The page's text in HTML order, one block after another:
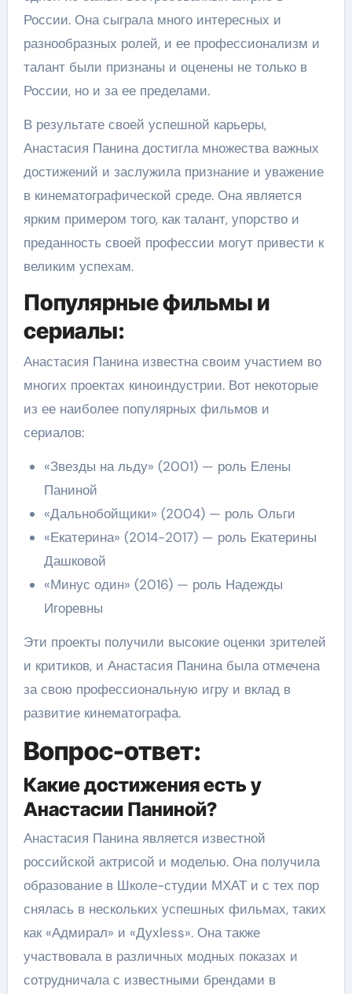
России. Она сыграла много интересных и
разнообразных ролей, и ее профессионализм и
талант были признаны и оценены не только в
России, но и за ее пределами.
В результате своей успешной карьеры,
Анастасия Панина достигла множества важных
достижений и заслужила признание и уважение
в кинематографической среде. Она является
ярким примером того, как талант, упорство и
преданность своей профессии могут привести к
великим успехам.
Популярные фильмы и
сериалы:
Анастасия Панина известна своим участием во
многих проектах киноиндустрии. Вот некоторые
из ее наиболее популярных фильмов и
сериалов:
«Звезды на льду» (2001) — роль Елены
Паниной
«Дальнобойщики» (2004) — роль Ольги
«Екатерина» (2014-2017) — роль Екатерины
Дашковой
«Минус один» (2016) — роль Надежды
Игоревны
Эти проекты получили высокие оценки зрителей
и критиков, и Анастасия Панина была отмечена
за свою профессиональную игру и вклад в
развитие кинематографа.
Вопрос-ответ:
Какие достижения есть у
Анастасии Паниной?
Анастасия Панина является известной
российской актрисой и моделью. Она получила
образование в Школе-студии МХАТ и с тех пор
снялась в нескольких успешных фильмах, таких
как «Адмирал» и «Духless». Она также
участвовала в различных модных показах и
сотрудничала с известными брендами в